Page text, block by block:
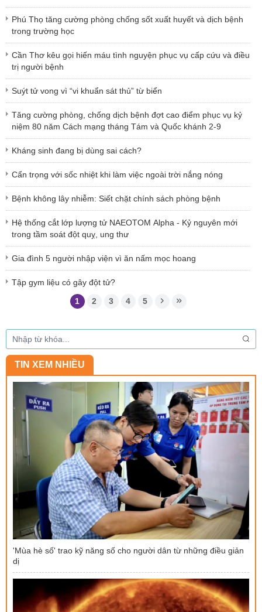
Phú Thọ tăng cường phòng chống sốt xuất huyết và dịch bệnh
trong trường học
Cần Thơ kêu gọi hiến máu tình nguyện phục vụ cấp cứu và điều
trị người bệnh
Suýt tử vong vì “vi khuẩn sát thủ” từ biển
Tăng cường phòng, chống dịch bệnh đợt cao điểm phục vụ kỷ
niệm 80 năm Cách mạng tháng Tám và Quốc khánh 2-9
Kháng sinh đang bị dùng sai cách?
Cẩn trọng với sốc nhiệt khi làm việc ngoài trời nắng nóng
Bệnh không lây nhiễm: Siết chặt chính sách phòng bệnh
Hệ thống cắt lớp lượng tử NAEOTOM Alpha - Kỷ nguyên mới
trong tầm soát đột quỵ, ung thư
Gia đình 5 người nhập viện vì ăn nấm mọc hoang
Tập gym liệu có gây đột tử?
1 2 3 4 5
TIN XEM NHIỀU
'Mùa hè số' trao kỹ năng số cho người dân từ những điều giản
dị